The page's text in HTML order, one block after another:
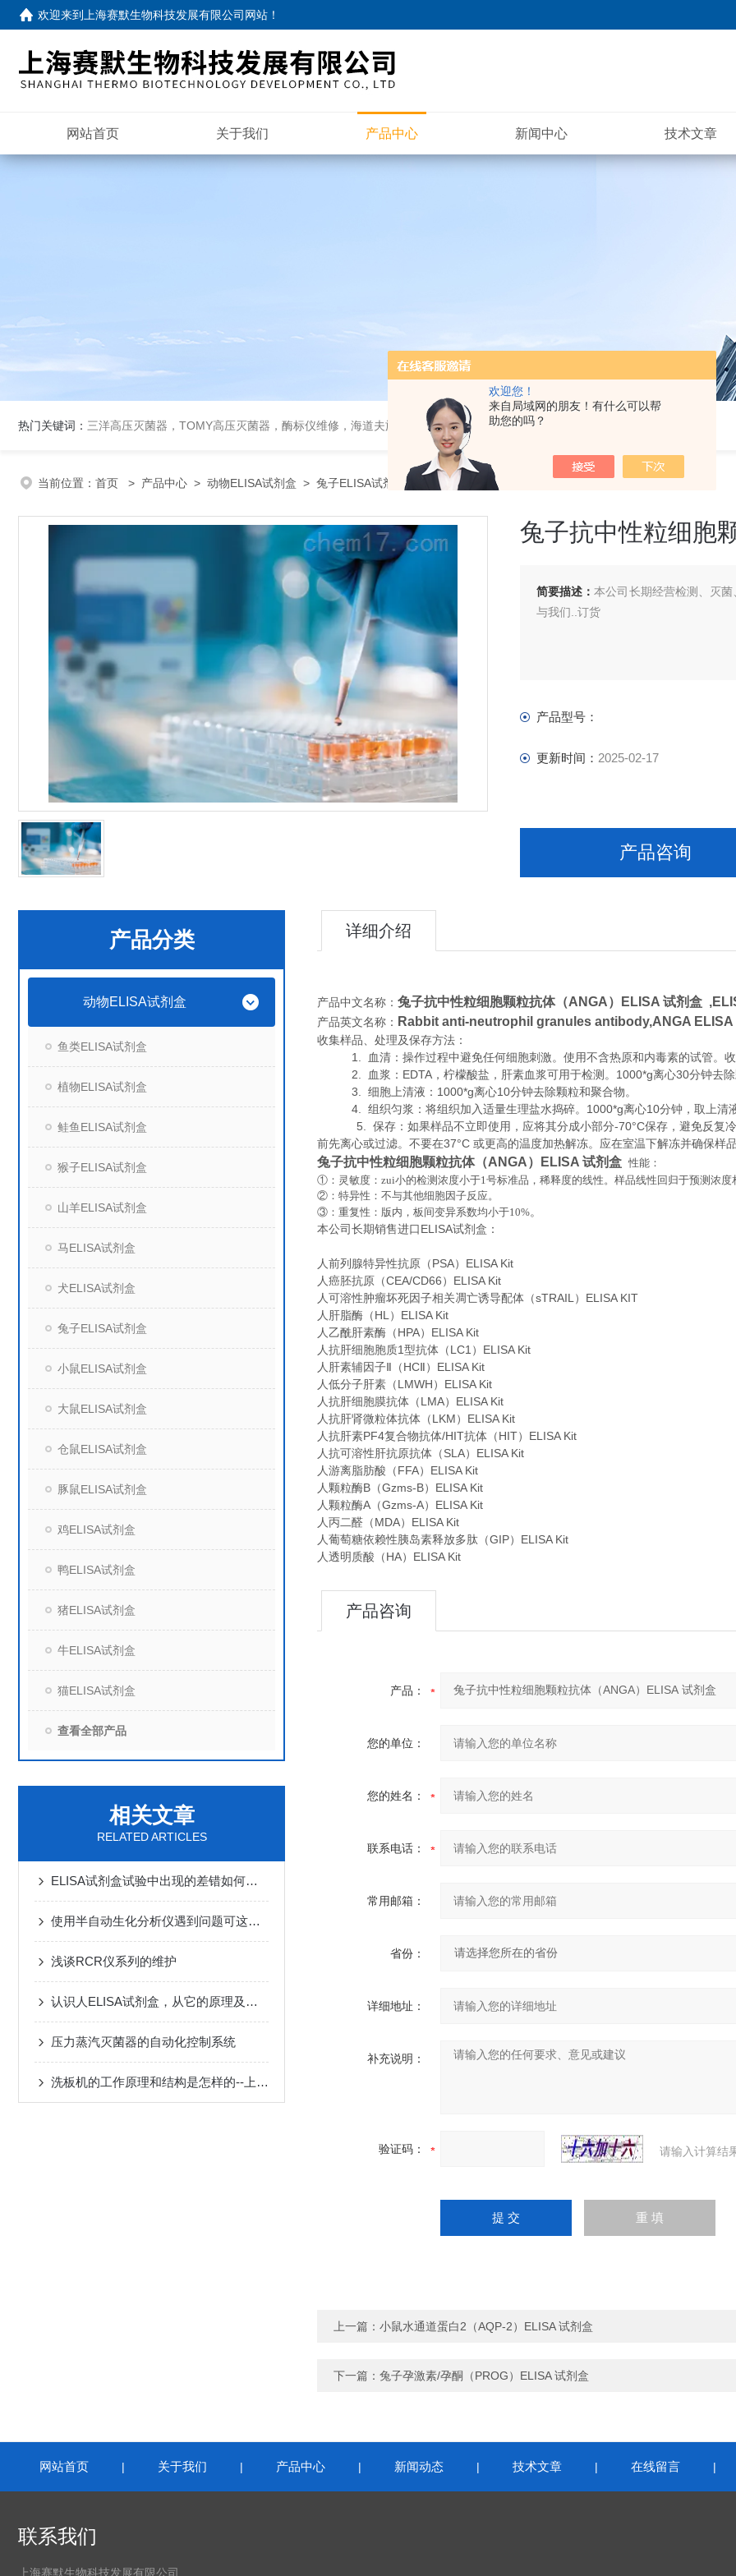
欢迎您！
来自局域网的朋友！有什么可以帮
助您的吗？
欢迎来到 上海赛默生物科技发展有限公司网站 ！
网站首页 关于我们 产品中心 新闻中心 技术文章
热门关键词： 三洋高压灭菌器，TOMY高压灭菌器，酶标仪维修，海道夫旋转蒸发仪
当前位置： 首页 > 产品中心 > 动物ELISA试剂盒 > 兔子ELISA试剂盒> 兔子抗中性粒细胞颗粒抗体（ANGA）ELISA 试剂盒
兔子抗中性粒细胞
简要描述：本公司长期经营检测、灭
与我们..订货
产品型号：
更新时间： 2025-02-17
产品咨询
产品分类
动物ELISA试剂盒
鱼类ELISA试剂盒
植物ELISA试剂盒
鲑鱼ELISA试剂盒
猴子ELISA试剂盒
山羊ELISA试剂盒
马ELISA试剂盒
犬ELISA试剂盒
兔子ELISA试剂盒
小鼠ELISA试剂盒
大鼠ELISA试剂盒
仓鼠ELISA试剂盒
豚鼠ELISA试剂盒
鸡ELISA试剂盒
鸭ELISA试剂盒
猪ELISA试剂盒
牛ELISA试剂盒
猫ELISA试剂盒
查看全部产品
相关文章
RELATED ARTICLES
ELISA试剂盒试验中出现的差错如何纠正？
使用半自动生化分析仪遇到问题可这样处理
浅谈RCR仪系列的维护
认识人ELISA试剂盒，从它的原理及应用范围开始
压力蒸汽灭菌器的自动化控制系统
洗板机的工作原理和结构是怎样的--上海莱岚生物
详细介绍
产品中文名称： 兔子抗中性粒细胞颗粒抗体（ANGA）ELISA 试剂盒 ,
产品英文名称： Rabbit anti-neutrophil granules antibody,ANGA ELISA
收集样品、处理及保存方法：
1. 血清：操作过程中避免任何细胞刺激。使用不含热原和内毒素的试管。收
2. 血浆：EDTA，柠檬酸盐，肝素血浆可用于检测。1000*g离心30分钟去除
3. 细胞上清液：1000*g离心10分钟去除颗粒和聚合物。
4. 组织匀浆：将组织加入适量生理盐水捣碎。1000*g离心10分钟，取上清液
5. 保存：如果样品不立即使用，应将其分成小部分-70°C保存，避免反复冷
前先离心或过滤。不要在37°C 或更高的温度加热解冻。应在室温下解冻并确保样
兔子抗中性粒细胞颗粒抗体（ANGA）ELISA 试剂盒 性能：
①：灵敏度：zui小的检测浓度小于1号标准品，稀释度的线性。样品线性回归于预测浓度
②：特异性：不与其他细胞因子反应。
③：重复性：版内，板间变异系数均小于10%。
本公司长期销售进口ELISA试剂盒：
人前列腺特异性抗原（PSA）ELISA Kit
人癌胚抗原（CEA/CD66）ELISA Kit
人可溶性肿瘤坏死因子相关凋亡诱导配体（sTRAIL）ELISA KIT
人肝脂酶（HL）ELISA Kit
人乙酰肝素酶（HPA）ELISA Kit
人抗肝细胞胞质1型抗体（LC1）ELISA Kit
人肝素辅因子Ⅱ（HCⅡ）ELISA Kit
人低分子肝素（LMWH）ELISA Kit
人抗肝细胞膜抗体（LMA）ELISA Kit
人抗肝肾微粒体抗体（LKM）ELISA Kit
人抗肝素PF4复合物抗体/HIT抗体（HIT）ELISA Kit
人抗可溶性肝抗原抗体（SLA）ELISA Kit
人游离脂肪酸（FFA）ELISA Kit
人颗粒酶B（Gzms-B）ELISA Kit
人颗粒酶A（Gzms-A）ELISA Kit
人丙二醛（MDA）ELISA Kit
人葡萄糖依赖性胰岛素释放多肽（GIP）ELISA Kit
人透明质酸（HA）ELISA Kit
产品咨询
产品：
您的单位：
您的姓名：
联系电话：
常用邮箱：
省份：
详细地址：
补充说明：
验证码： 请输入计算结
上一篇： 小鼠水通道蛋白2（AQP-2）ELISA 试剂盒
下一篇： 兔子孕激素/孕酮（PROG）ELISA 试剂盒
网站首页 | 关于我们 | 产品中心 | 新闻动态 | 技术文章 | 在线留言 |
联系我们
上海赛默生物科技发展有限公司